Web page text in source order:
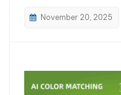
November 20, 2025